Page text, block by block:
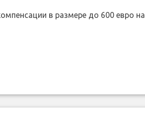
в размере до 600 евро на